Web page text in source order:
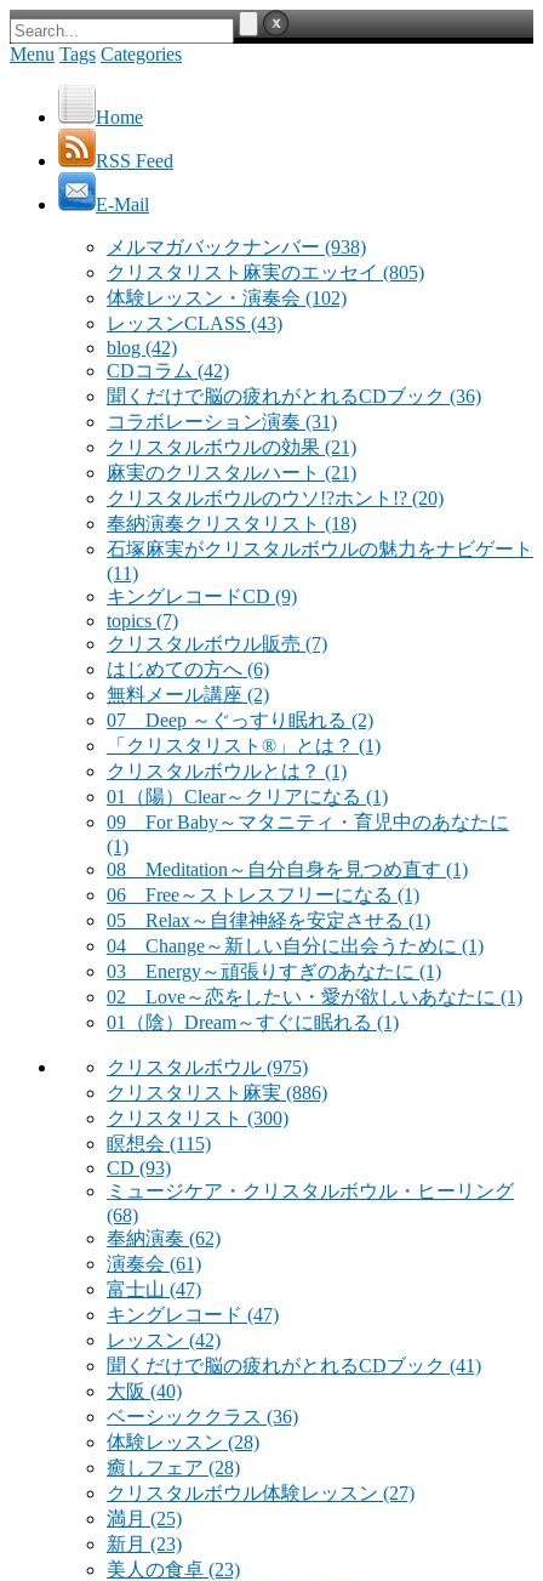
Menu Tags Categories
Home
RSS Feed
E-Mail
メルマガバックナンバー (938)
クリスタリスト麻実のエッセイ (805)
体験レッスン・演奏会 (102)
レッスンCLASS (43)
blog (42)
CDコラム (42)
聞くだけで脳の疲れがとれるCDブック (36)
コラボレーション演奏 (31)
クリスタルボウルの効果 (21)
麻実のクリスタルハート (21)
クリスタルボウルのウソ!?ホント!? (20)
奉納演奏クリスタリスト (18)
石塚麻実がクリスタルボウルの魅力をナビゲート
(11)
キングレコードCD (9)
topics (7)
クリスタルボウル販売 (7)
はじめての方へ (6)
無料メール講座 (2)
07 Deep ～ぐっすり眠れる (2)
「クリスタリスト®」とは？ (1)
クリスタルボウルとは？ (1)
01（陽）Clear～クリアになる (1)
09 For Baby～マタニティ・育児中のあなたに
(1)
08 Meditation～自分自身を見つめ直す (1)
06 Free～ストレスフリーになる (1)
05 Relax～自律神経を安定させる (1)
04 Change～新しい自分に出会うために (1)
03 Energy～頑張りすぎのあなたに (1)
02 Love～恋をしたい・愛が欲しいあなたに (1)
01（陰）Dream～すぐに眠れる (1)
クリスタルボウル (975)
クリスタリスト麻実 (886)
クリスタリスト (300)
瞑想会 (115)
CD (93)
ミュージケア・クリスタルボウル・ヒーリング
(68)
奉納演奏 (62)
演奏会 (61)
富士山 (47)
キングレコード (47)
レッスン (42)
聞くだけで脳の疲れがとれるCDブック (41)
大阪 (40)
ベーシッククラス (36)
体験レッスン (28)
癒しフェア (28)
クリスタルボウル体験レッスン (27)
満月 (25)
新月 (23)
美人の食卓 (23)